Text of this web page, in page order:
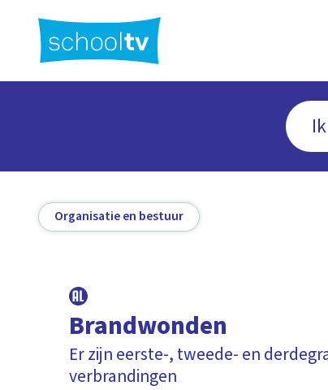
hoofdinhoud
Organisatie en bestuur
Brandwonden
Er zijn eerste-, tweede- en
verbrandingen